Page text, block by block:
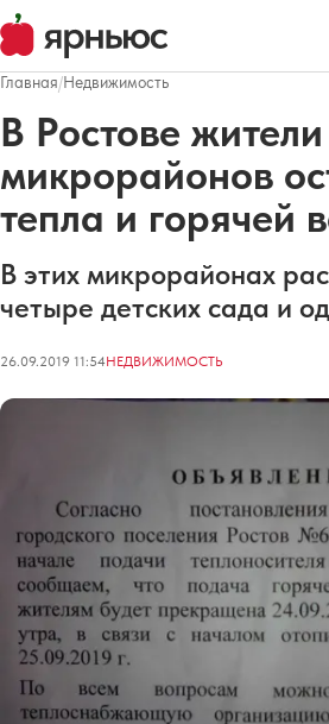
Главная/Недвижимость
В Ростове
микрорайонов
тепла и горячей
В этих микрорайонах
четыре детских сада и
26.09.2019 11:54НЕДВИЖИМОСТЬ